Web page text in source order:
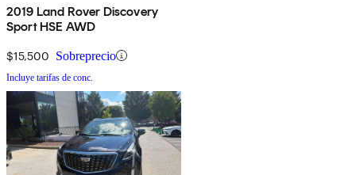
2019 Land Rover Discovery
Sport HSE AWD
$15,500 Sobreprecio
Incluye tarifas de conc.